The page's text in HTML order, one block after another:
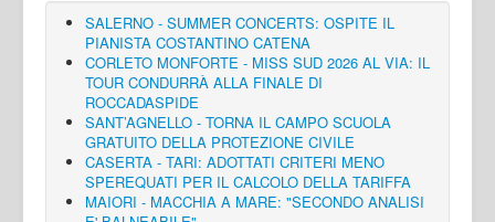
SALERNO - SUMMER CONCERTS: OSPITE IL
PIANISTA COSTANTINO CATENA
CORLETO MONFORTE - MISS SUD 2026 AL VIA: IL
TOUR CONDURRÀ ALLA FINALE DI
ROCCADASPIDE
SANT’AGNELLO - TORNA IL CAMPO SCUOLA
GRATUITO DELLA PROTEZIONE CIVILE
CASERTA - TARI: ADOTTATI CRITERI MENO
SPEREQUATI PER IL CALCOLO DELLA TARIFFA
MAIORI - MACCHIA A MARE: "SECONDO ANALISI